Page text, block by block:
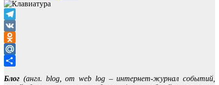
Telegram
VK
Odnoklassniki
Mail.Ru
Блог (англ. blog, от web log – интернет-журнал событий,